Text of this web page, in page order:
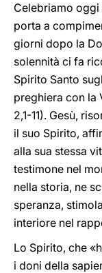
Celebriamo oggi
porta a
giorni dopo la
solennità ci fa
Spirito Santo
preghiera con la
2,1-11). Gesù,
il suo Spirito,
alla sua stessa
testimone nel
nella storia, ne
speranza,
interiore nel
Lo Spirito, che
i doni della